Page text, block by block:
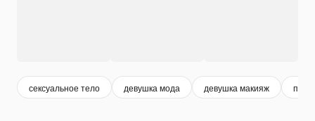
сексуальное тело девушка мода девушка макияж